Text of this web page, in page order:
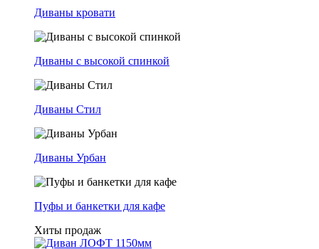
Диваны кровати
Диваны с высокой спинкой
Диваны Стил
Диваны Урбан
Пуфы и банкетки для кафе
Хиты продаж